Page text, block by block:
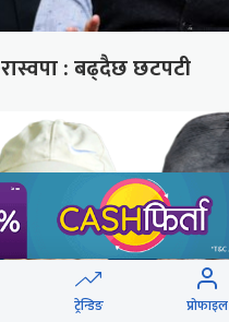
रास्वपा : बढ्दैछ छटपटी
ट्रेन्डिङ प्रोफाइल